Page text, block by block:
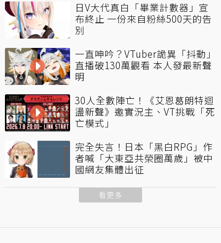
日V大代真白「畢業計數器」宣
布終止 一份來自粉絲500天的告
別
一直呻吟？VTuber詭異「抖動」
直播破130萬觀看 本人發最新聲
明
30人全數陣亡！《艾恩葛朗特迴
盪新聲》邀實況主、VT挑戰「死
亡模式」
完全失言！日本「黑白RPG」作
者喊「大東亞共榮圈萬歲」被中
國網友集體出征
看更多